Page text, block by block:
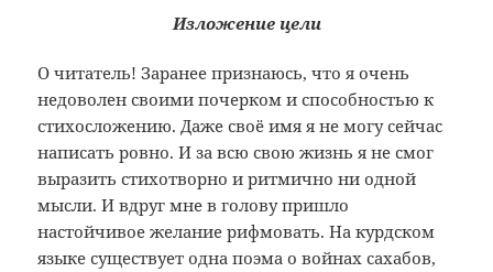
Изложение цели
О читатель! Заранее признаюсь, что я очень
недоволен своими почерком и способностью к
стихосложению. Даже своё имя я не могу сейчас
написать ровно. И за всю свою жизнь я не смог
выразить стихотворно и ритмично ни одной
мысли. И вдруг мне в голову пришло
настойчивое желание рифмовать. На курдском
языке существует одна поэма о войнах сахабов,